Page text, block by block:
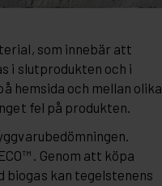
som innebär att
i slutprodukten och i
hemsida och mellan olika
fel på produkten.
. Genom att köpa
biogas kan tegelstenens